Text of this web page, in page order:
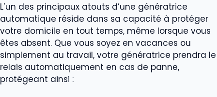
L’un des principaux atouts d’une génératrice
automatique réside dans sa capacité à protéger
votre domicile en tout temps, même lorsque vous
êtes absent. Que vous soyez en vacances ou
simplement au travail, votre génératrice prendra le
relais automatiquement en cas de panne,
protégeant ainsi :